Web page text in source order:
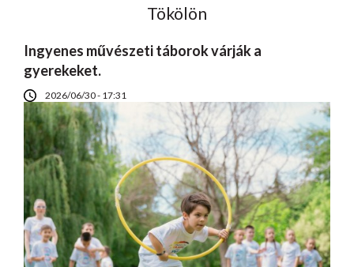
Tökölön
Ingyenes művészeti táborok várják a
gyerekeket.
2026/06/30 - 17:31